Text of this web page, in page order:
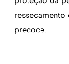
ressecamento
precoce.